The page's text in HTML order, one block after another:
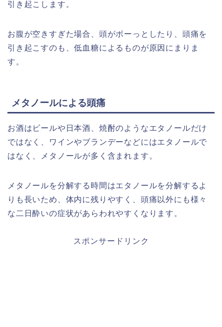
引き起こします。
お腹が空きすぎた場合、頭がボーっとしたり、頭痛を
引き起こすのも、低血糖によるものが原因にまりま
す。
メタノールによる頭痛
お酒はビールや日本酒、焼酎のようなエタノールだけ
ではなく、ワインやブランデーなどにはエタノールで
はなく、メタノールが多く含まれます。
メタノールを分解する時間はエタノールを分解するよ
りも長いため、体内に残りやすく、頭痛以外にも様々
な二日酔いの症状があらわれやすくなります。
スポンサードリンク